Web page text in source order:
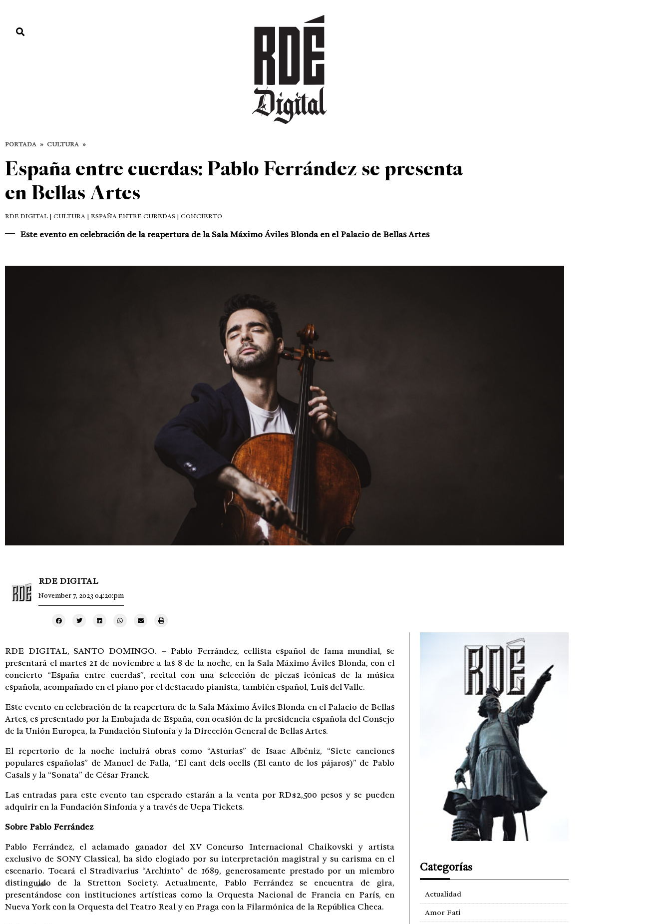
DEPORTES CULTURA ENTRETENIMIENTO
PORTADA » CULTURA »
España entre cuerdas: Pablo Ferrández se presenta
en Bellas Artes
RDE DIGITAL | CULTURA | ESPAÑA ENTRE CUREDAS | CONCIERTO
Este evento en celebración de la reapertura de la Sala Máximo Áviles Blonda en el Palacio de Bellas Artes
RDE DIGITAL
November 7, 2023 04:20:pm
RDE DIGITAL, SANTO DOMINGO. – Pablo Ferrández, cellista español de fama mundial, se
presentará el martes 21 de noviembre a las 8 de la noche, en la Sala Máximo Áviles Blonda, con el
concierto “España entre cuerdas”, recital con una selección de piezas icónicas de la música
española, acompañado en el piano por el destacado pianista, también español, Luis del Valle.
Este evento en celebración de la reapertura de la Sala Máximo Áviles Blonda en el Palacio de Bellas
Artes, es presentado por la Embajada de España, con ocasión de la presidencia española del Consejo
de la Unión Europea, la Fundación Sinfonía y la Dirección General de Bellas Artes.
El repertorio de la noche incluirá obras como “Asturias” de Isaac Albéniz, “Siete canciones
populares españolas” de Manuel de Falla, “El cant dels ocells (El canto de los pájaros)” de Pablo
Casals y la “Sonata” de César Franck.
Las entradas para este evento tan esperado estarán a la venta por RD$2,500 pesos y se pueden
adquirir en la Fundación Sinfonía y a través de Uepa Tickets.
Sobre Pablo Ferrández
Pablo Ferrández, el aclamado ganador del XV Concurso Internacional Chaikovski y artista
exclusivo de SONY Classical, ha sido elogiado por su interpretación magistral y su carisma en el
escenario. Tocará el Stradivarius “Archinto” de 1689, generosamente prestado por un miembro
distinguido de la Stretton Society. Actualmente, Pablo Ferrández se encuentra de gira,
presentándose con instituciones artísticas como la Orquesta Nacional de Francia en París, en
Nueva York con la Orquesta del Teatro Real y en Praga con la Filarmónica de la República Checa.
Categorías
Actualidad
Amor Fati